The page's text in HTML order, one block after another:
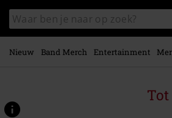
naar
hoofdinhoud
Zoek
in
catalogus
Nieuw Band Merch Entertainment
Tot